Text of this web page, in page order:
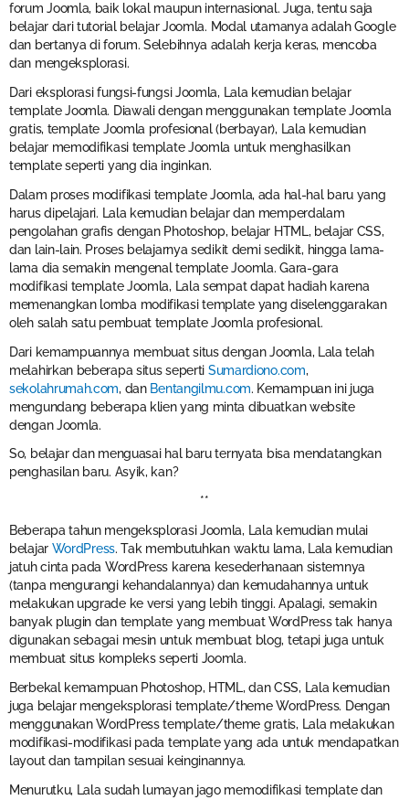
forum Joomla, baik lokal maupun internasional. Juga, tentu saja
belajar dari tutorial belajar Joomla. Modal utamanya adalah Google
dan bertanya di forum. Selebihnya adalah kerja keras, mencoba
dan mengeksplorasi.
Dari eksplorasi fungsi-fungsi Joomla, Lala kemudian belajar
template Joomla. Diawali dengan menggunakan template Joomla
gratis, template Joomla profesional (berbayar), Lala kemudian
belajar memodifikasi template Joomla untuk menghasilkan
template seperti yang dia inginkan.
Dalam proses modifikasi template Joomla, ada hal-hal baru yang
harus dipelajari. Lala kemudian belajar dan memperdalam
pengolahan grafis dengan Photoshop, belajar HTML, belajar CSS,
dan lain-lain. Proses belajarnya sedikit demi sedikit, hingga lama-
lama dia semakin mengenal template Joomla. Gara-gara
modifikasi template Joomla, Lala sempat dapat hadiah karena
memenangkan lomba modifikasi template yang diselenggarakan
oleh salah satu pembuat template Joomla profesional.
Dari kemampuannya membuat situs dengan Joomla, Lala telah
melahirkan beberapa situs seperti Sumardiono.com,
sekolahrumah.com, dan Bentangilmu.com. Kemampuan ini juga
mengundang beberapa klien yang minta dibuatkan website
dengan Joomla.
So, belajar dan menguasai hal baru ternyata bisa mendatangkan
penghasilan baru. Asyik, kan?
**
Beberapa tahun mengeksplorasi Joomla, Lala kemudian mulai
belajar WordPress. Tak membutuhkan waktu lama, Lala kemudian
jatuh cinta pada WordPress karena kesederhanaan sistemnya
(tanpa mengurangi kehandalannya) dan kemudahannya untuk
melakukan upgrade ke versi yang lebih tinggi. Apalagi, semakin
banyak plugin dan template yang membuat WordPress tak hanya
digunakan sebagai mesin untuk membuat blog, tetapi juga untuk
membuat situs kompleks seperti Joomla.
Berbekal kemampuan Photoshop, HTML, dan CSS, Lala kemudian
juga belajar mengeksplorasi template/theme WordPress. Dengan
menggunakan WordPress template/theme gratis, Lala melakukan
modifikasi-modifikasi pada template yang ada untuk mendapatkan
layout dan tampilan sesuai keinginannya.
Menurutku, Lala sudah lumayan jago memodifikasi template dan